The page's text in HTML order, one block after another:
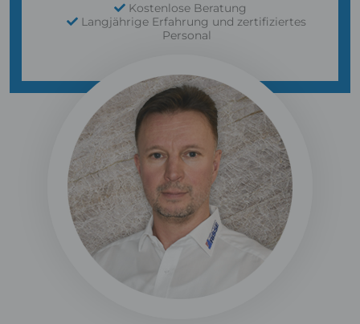
Kostenlose Beratung
Langjährige Erfahrung und zertifiziertes
Personal